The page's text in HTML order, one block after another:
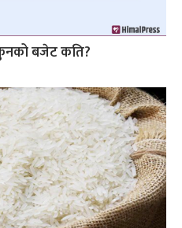
बजेट कति?